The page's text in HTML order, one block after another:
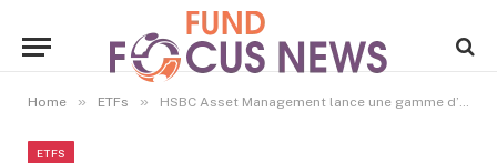
Home » ETFs » HSBC Asset Management lance une gamme d’ETFs actifs
ETFS